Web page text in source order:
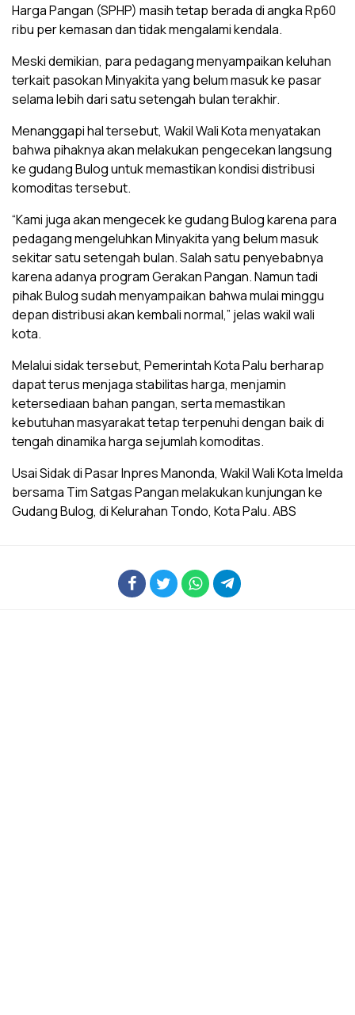
Harga Pangan (SPHP) masih tetap berada di angka Rp60
ribu per kemasan dan tidak mengalami kendala.
Meski demikian, para pedagang menyampaikan keluhan
terkait pasokan Minyakita yang belum masuk ke pasar
selama lebih dari satu setengah bulan terakhir.
Menanggapi hal tersebut, Wakil Wali Kota menyatakan
bahwa pihaknya akan melakukan pengecekan langsung
ke gudang Bulog untuk memastikan kondisi distribusi
komoditas tersebut.
“Kami juga akan mengecek ke gudang Bulog karena para
pedagang mengeluhkan Minyakita yang belum masuk
sekitar satu setengah bulan. Salah satu penyebabnya
karena adanya program Gerakan Pangan. Namun tadi
pihak Bulog sudah menyampaikan bahwa mulai minggu
depan distribusi akan kembali normal,” jelas wakil wali
kota.
Melalui sidak tersebut, Pemerintah Kota Palu berharap
dapat terus menjaga stabilitas harga, menjamin
ketersediaan bahan pangan, serta memastikan
kebutuhan masyarakat tetap terpenuhi dengan baik di
tengah dinamika harga sejumlah komoditas.
Usai Sidak di Pasar Inpres Manonda, Wakil Wali Kota Imelda
bersama Tim Satgas Pangan melakukan kunjungan ke
Gudang Bulog, di Kelurahan Tondo, Kota Palu. ABS